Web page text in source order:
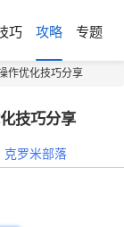
巧 攻略 专题
作优化技巧分享
技巧分享
克罗米部落